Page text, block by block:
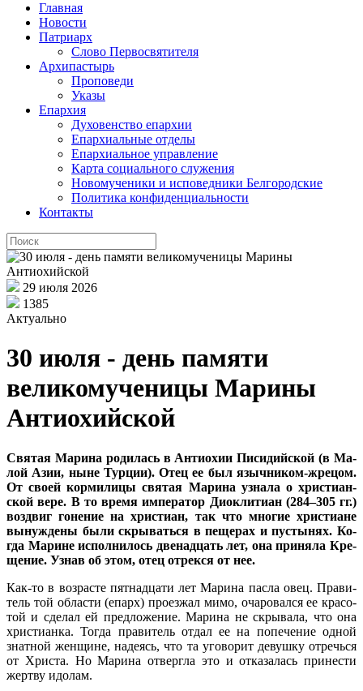
Главная
Новости
Патриарх
Слово Первосвятителя
Архипастырь
Проповеди
Указы
Епархия
Духовенство епархии
Епархиальные отделы
Епархиальное управление
Карта социального служения
Новомученики и исповедники Белгородские
Политика конфиденциальности
Контакты
29 июля 2026
1385
Актуально
30 июля - день памяти
великомученицы Марины
Антиохийской
Свя­тая Ма­ри­на ро­ди­лась в Ан­тио­хии Пи­си­дий­ской (в Ма­
лой Азии, ныне Тур­ции). Отец ее был языч­ни­ком-жре­цом.
От сво­ей кор­ми­ли­цы свя­тая Ма­ри­на узна­ла о хри­сти­ан­
ской ве­ре. В то вре­мя им­пе­ра­тор Дио­кли­ти­ан (284–305 гг.)
воз­двиг го­не­ние на хри­сти­ан, так что мно­гие хри­сти­ане
вы­нуж­де­ны бы­ли скры­вать­ся в пе­ще­рах и пу­сты­нях. Ко­
гда Ма­рине ис­пол­ни­лось две­на­дцать лет, она при­ня­ла Кре­
ще­ние. Узнав об этом, отец от­рек­ся от нее.
Как-то в воз­расте пят­на­дца­ти лет Ма­ри­на пас­ла овец. Пра­ви­
тель той об­ла­сти (епарх) про­ез­жал ми­мо, оча­ро­вал­ся ее кра­со­
той и сде­лал ей пред­ло­же­ние. Ма­ри­на не скры­ва­ла, что она
хри­сти­ан­ка. То­гда пра­ви­тель от­дал ее на по­пе­че­ние од­ной
знат­ной жен­щине, на­де­ясь, что та уго­во­рит де­вуш­ку от­речь­ся
от Хри­ста. Но Ма­ри­на от­верг­ла это и от­ка­за­лась при­не­сти
жерт­ву идо­лам.